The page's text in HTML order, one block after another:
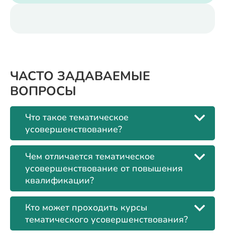
ЧАСТО ЗАДАВАЕМЫЕ
ВОПРОСЫ
Что такое тематическое
усовершенствование?
Чем отличается тематическое
усовершенствование от повышения
квалификации?
Кто может проходить курсы
тематического усовершенствования?